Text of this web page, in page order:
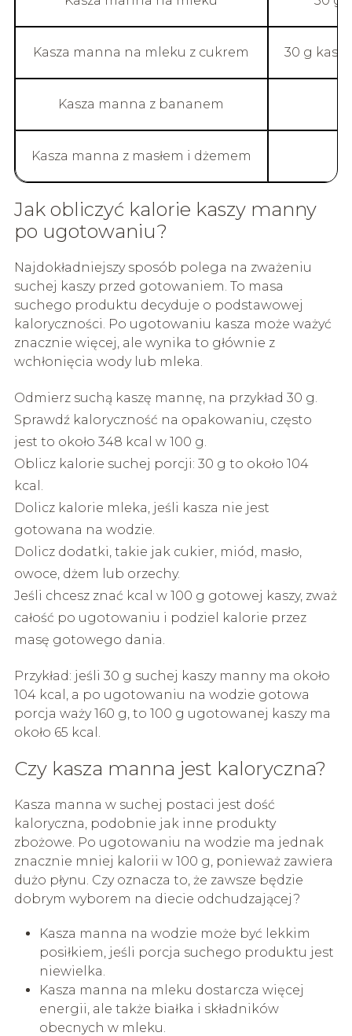
Kasza manna na mleku z cukrem 30 g
Kasza manna z bananem
Kasza manna z masłem i dżemem
Jak obliczyć kalorie kaszy manny
po ugotowaniu?
Najdokładniejszy sposób polega na zważeniu
suchej kaszy przed gotowaniem. To masa
suchego produktu decyduje o podstawowej
kaloryczności. Po ugotowaniu kasza może ważyć
znacznie więcej, ale wynika to głównie z
wchłonięcia wody lub mleka.
Odmierz suchą kaszę mannę, na przykład 30 g.
Sprawdź kaloryczność na opakowaniu, często
jest to około 348 kcal w 100 g.
Oblicz kalorie suchej porcji: 30 g to około 104
kcal.
Dolicz kalorie mleka, jeśli kasza nie jest
gotowana na wodzie.
Dolicz dodatki, takie jak cukier, miód, masło,
owoce, dżem lub orzechy.
Jeśli chcesz znać kcal w 100 g gotowej kaszy, zważ
całość po ugotowaniu i podziel kalorie przez
masę gotowego dania.
Przykład: jeśli 30 g suchej kaszy manny ma około
104 kcal, a po ugotowaniu na wodzie gotowa
porcja waży 160 g, to 100 g ugotowanej kaszy ma
około 65 kcal.
Czy kasza manna jest kaloryczna?
Kasza manna w suchej postaci jest dość
kaloryczna, podobnie jak inne produkty
zbożowe. Po ugotowaniu na wodzie ma jednak
znacznie mniej kalorii w 100 g, ponieważ zawiera
dużo płynu. Czy oznacza to, że zawsze będzie
dobrym wyborem na diecie odchudzającej?
Kasza manna na wodzie może być lekkim
posiłkiem, jeśli porcja suchego produktu jest
niewielka.
Kasza manna na mleku dostarcza więcej
energii, ale także białka i składników
obecnych w mleku.